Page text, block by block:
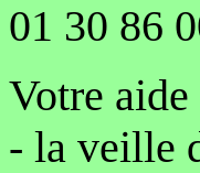
01 30 86
Votre
- la veille